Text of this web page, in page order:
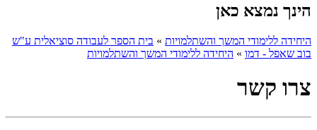
הינך נמצא כאן
היחידה ללימודי המשך והשתלמויות » בית הספר לעבודה סוציאלית ע"ש
בוב שאפל - דמו » היחידה ללימודי המשך והשתלמויות
צרו קשר